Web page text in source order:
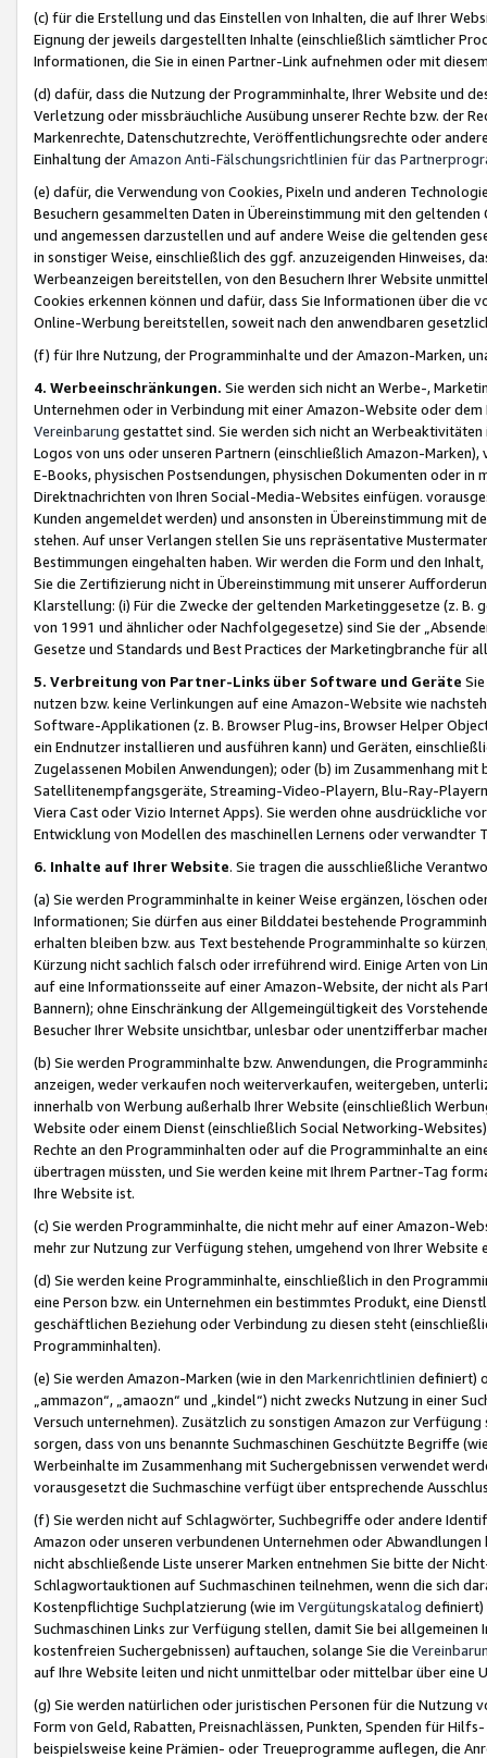
(c) für die Erstellung und das Einstellen von Inhalten, die auf Ihrer
Eignung der jeweils dargestellten Inhalte (einschließlich sämtlicher
Informationen, die Sie in einen Partner-Link aufnehmen oder mit
(d) dafür, dass die Nutzung der Programminhalte, Ihrer Website und
Verletzung oder missbräuchliche Ausübung unserer Rechte bzw. der
Markenrechte, Datenschutzrechte, Veröffentlichungsrechte oder
Einhaltung derAmazon Anti-Fälschungsrichtlinien für das
(e) dafür, die Verwendung von Cookies, Pixeln und anderen
Besuchern gesammelten Daten in Übereinstimmung mit den
und angemessen darzustellen und auf andere Weise die geltenden
in sonstiger Weise, einschließlich des ggf. anzuzeigenden Hinweises,
Werbeanzeigen bereitstellen, von den Besuchern Ihrer Website
Cookies erkennen können und dafür, dass Sie Informationen über die
Online-Werbung bereitstellen, soweit nach den anwendbaren
(f) für Ihre Nutzung, der Programminhalte und der Amazon-Marken,
4. Werbeeinschränkungen. Sie werden sich nicht an Werbe-,
Unternehmen oder in Verbindung mit einer Amazon-Website oder
Vereinbarung gestattet sind. Sie werden sich nicht an
Logos von uns oder unseren Partnern (einschließlich Amazon-
E-Books, physischen Postsendungen, physischen Dokumenten oder in
Direktnachrichten von Ihren Social-Media-Websites einfügen.
Kunden angemeldet werden) und ansonsten in Übereinstimmung mit
stehen. Auf unser Verlangen stellen Sie uns repräsentative
Bestimmungen eingehalten haben. Wir werden die Form und den
Sie die Zertifizierung nicht in Übereinstimmung mit unserer
Klarstellung: (i) Für die Zwecke der geltenden Marketinggesetze (z. B.
von 1991 und ähnlicher oder Nachfolgegesetze) sind Sie der
Gesetze und Standards und Best Practices der Marketingbranche für
5. Verbreitung von Partner-Links über Software und Geräte
nutzen bzw. keine Verlinkungen auf eine Amazon-Website wie
Software-Applikationen (z. B. Browser Plug-ins, Browser Helper
ein Endnutzer installieren und ausführen kann) und Geräten,
Zugelassenen Mobilen Anwendungen); oder (b) im Zusammenhang
Satellitenempfangsgeräte, Streaming-Video-Playern, Blu-Ray-
Viera Cast oder Vizio Internet Apps). Sie werden ohne ausdrückliche
Entwicklung von Modellen des maschinellen Lernens oder
6. Inhalte auf Ihrer Website. Sie tragen die ausschließliche
(a) Sie werden Programminhalte in keiner Weise ergänzen, löschen
Informationen; Sie dürfen aus einer Bilddatei bestehende
erhalten bleiben bzw. aus Text bestehende Programminhalte so
Kürzung nicht sachlich falsch oder irreführend wird. Einige Arten von
auf eine Informationsseite auf einer Amazon-Website, der nicht als
Bannern); ohne Einschränkung der Allgemeingültigkeit des
Besucher Ihrer Website unsichtbar, unlesbar oder unentzifferbar
(b) Sie werden Programminhalte bzw. Anwendungen, die
anzeigen, weder verkaufen noch weiterverkaufen, weitergeben,
innerhalb von Werbung außerhalb Ihrer Website (einschließlich
Website oder einem Dienst (einschließlich Social Networking-
Rechte an den Programminhalten oder auf die Programminhalte an
übertragen müssten, und Sie werden keine mit Ihrem Partner-Tag
Ihre Website ist.
(c) Sie werden Programminhalte, die nicht mehr auf einer Amazon-
mehr zur Nutzung zur Verfügung stehen, umgehend von Ihrer
(d) Sie werden keine Programminhalte, einschließlich in den
eine Person bzw. ein Unternehmen ein bestimmtes Produkt, eine
geschäftlichen Beziehung oder Verbindung zu diesen steht
Programminhalten).
(e) Sie werden Amazon-Marken (wie in den Markenrichtlinien definiert)
„ammazon“, „amaozn“ und „kindel“) nicht zwecks Nutzung in einer
Versuch unternehmen). Zusätzlich zu sonstigen Amazon zur
sorgen, dass von uns benannte Suchmaschinen Geschützte Begriffe
Werbeinhalte im Zusammenhang mit Suchergebnissen verwendet
vorausgesetzt die Suchmaschine verfügt über entsprechende
(f) Sie werden nicht auf Schlagwörter, Suchbegriffe oder andere
Amazon oder unseren verbundenen Unternehmen oder
nicht abschließende Liste unserer Marken entnehmen Sie bitte der
Schlagwortauktionen auf Suchmaschinen teilnehmen, wenn die sich
Kostenpflichtige Suchplatzierung (wie im Vergütungskatalog definiert)
Suchmaschinen Links zur Verfügung stellen, damit Sie bei
kostenfreien Suchergebnissen) auftauchen, solange Sie die
auf Ihre Website leiten und nicht unmittelbar oder mittelbar über eine
(g) Sie werden natürlichen oder juristischen Personen für die Nutzung
Form von Geld, Rabatten, Preisnachlässen, Punkten, Spenden für
beispielsweise keine Prämien- oder Treueprogramme auflegen, die